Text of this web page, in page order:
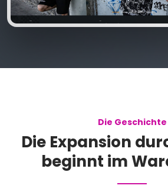
Die Geschichte
Die Expansion
beginnt im